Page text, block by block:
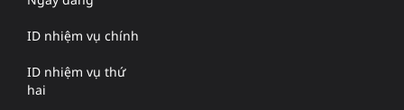
ID nhiệm vụ chính
ID nhiệm vụ thứ
hai